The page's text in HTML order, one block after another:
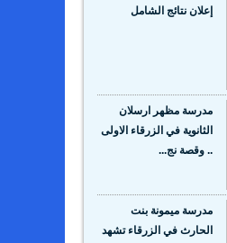
إعلان نتائج الشامل
مدرسة مظهر ارسلان
الثانوية في الزرقاء الاولى
.. وقصة نج...
مدرسة ميمونة بنت
الحارث في الزرقاء تشهد